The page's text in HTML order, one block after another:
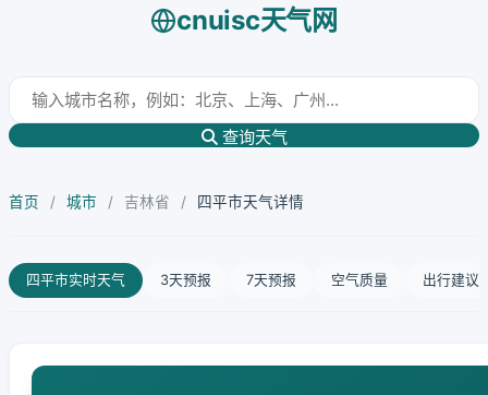
cnuisc天气网
查询天气
首页 / 城市 / 吉林省 / 四平市天气详情
四平市实时天气 3天预报 7天预报 空气质量 出行建议